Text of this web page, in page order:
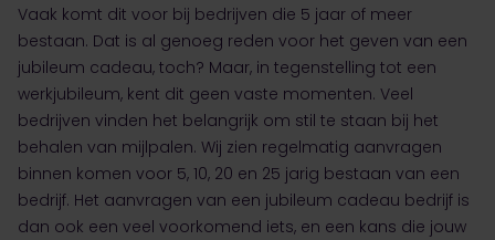
Vaak komt dit voor bij bedrijven die 5 jaar of meer
bestaan. Dat is al genoeg reden voor het geven van een
jubileum cadeau, toch? Maar, in tegenstelling tot een
werkjubileum, kent dit geen vaste momenten. Veel
bedrijven vinden het belangrijk om stil te staan bij het
behalen van mijlpalen. Wij zien regelmatig aanvragen
binnen komen voor 5, 10, 20 en 25 jarig bestaan van een
bedrijf. Het aanvragen van een jubileum cadeau bedrijf is
dan ook een veel voorkomend iets, en een kans die jouw